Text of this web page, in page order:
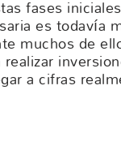
fases
es todavía
muchos de
a cifras